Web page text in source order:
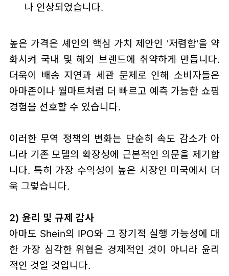
나 인상되었습니다.
높은 가격은 셰인의 핵심 가치 제안인 '저렴함'을 약
화시켜 국내 및 해외 브랜드에 취약하게 만듭니다.
더욱이 배송 지연과 세관 문제로 인해 소비자들은
아마존이나 월마트처럼 더 빠르고 예측 가능한 쇼핑
경험을 선호할 수 있습니다.
이러한 무역 정책의 변화는 단순히 속도 감소가 아
니라 기존 모델의 확장성에 근본적인 의문을 제기합
니다. 특히 가장 수익성이 높은 시장인 미국에서 더
욱 그렇습니다.
2) 윤리 및 규제 감사
아마도 Shein의 IPO와 그 장기적 실행 가능성에 대
한 가장 심각한 위협은 경제적인 것이 아니라 윤리
적인 것일 것입니다.